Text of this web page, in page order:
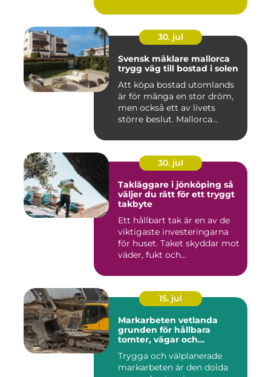
30. jul
Svensk mäklare mallorca
trygg väg till bostad i solen
Att köpa bostad utomlands
är för många en stor dröm,
men också ett av livets
större beslut. Mallorca...
30. jul
Takläggare i jönköping så
väljer du rätt för ett tryggt
takbyte
Ett hållbart tak är en av de
viktigaste investeringarna
för huset. Taket skyddar mot
väder, fukt och...
15. jul
Markarbeten vetlanda
grunden för hållbara
tomter, vägar och
Trygga och välplanerade
markarbeten är den dolda